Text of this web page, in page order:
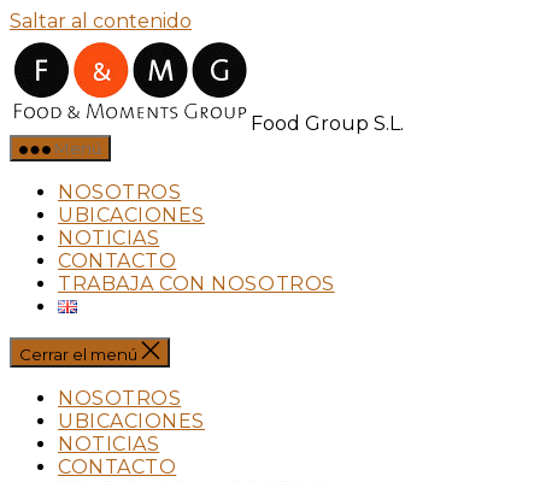
Saltar al contenido
Food Group S.L.
Menú
NOSOTROS
UBICACIONES
NOTICIAS
CONTACTO
TRABAJA CON NOSOTROS
Cerrar el menú
NOSOTROS
UBICACIONES
NOTICIAS
CONTACTO